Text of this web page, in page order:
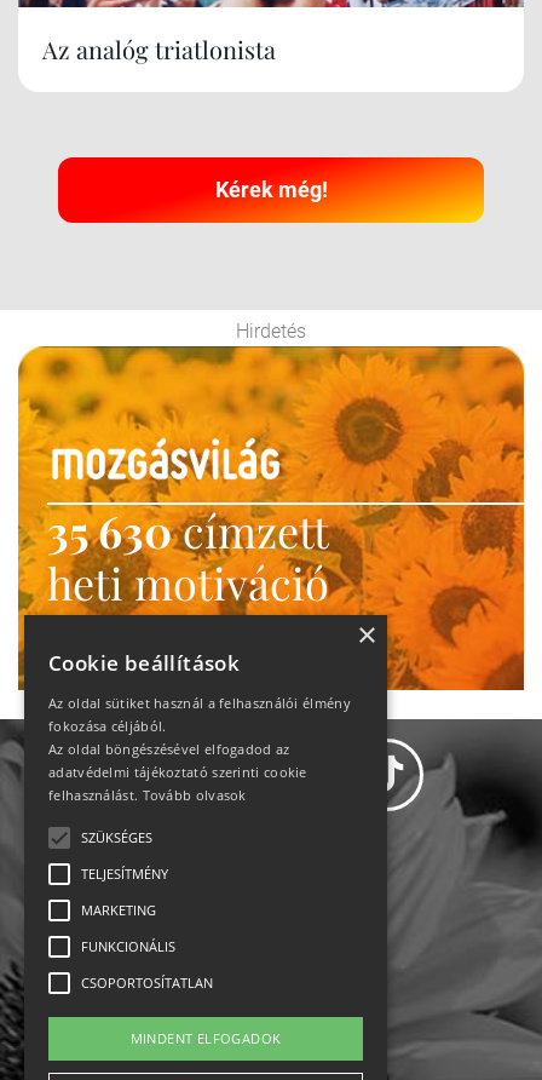
Az analóg triatlonista
Kérek még!
Hirdetés
35 630címzett
heti motiváció
Ne maradj le!
Impresszum-kapcsolat
Jogi nyilatkozat
×
Cookie beállítások
Az oldal sütiket használ a felhasználói élmény
fokozása céljából.
Az oldal böngészésével elfogadod az
adatvédelmi tájékoztató szerinti cookie
felhasználást. Tovább olvasok
SZÜKSÉGES
TELJESÍTMÉNY
MARKETING
FUNKCIONÁLIS
CSOPORTOSÍTATLAN
MINDENT ELFOGADOK